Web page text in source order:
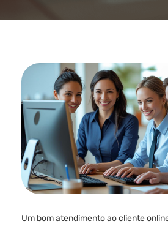
Um bom atendimento ao cliente